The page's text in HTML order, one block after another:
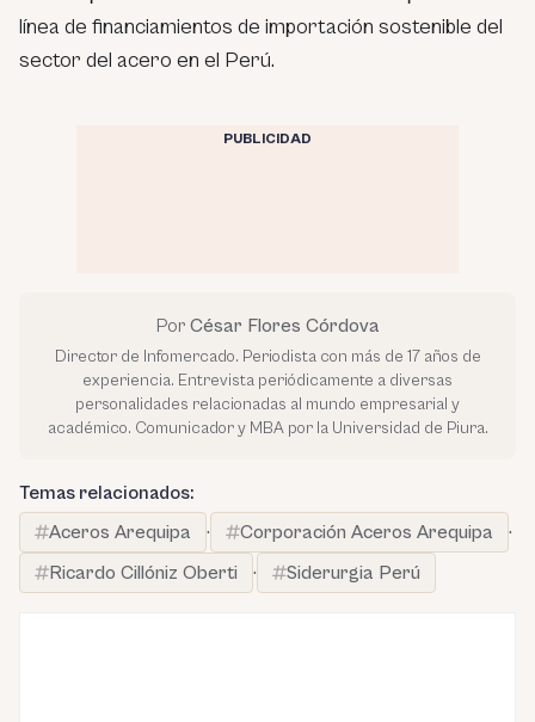
línea de financiamientos de importación sostenible del
sector del acero en el Perú.
PUBLICIDAD
Por César Flores Córdova
Director de Infomercado. Periodista con más de 17 años de
experiencia. Entrevista periódicamente a diversas
personalidades relacionadas al mundo empresarial y
académico. Comunicador y MBA por la Universidad de Piura.
Temas relacionados:
Aceros Arequipa
· Corporación Aceros Arequipa
·
Ricardo Cillóniz Oberti
· Siderurgia Perú